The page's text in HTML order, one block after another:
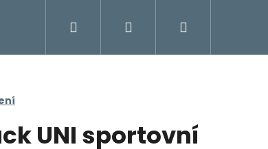
Moje objednávka
Přihlášení
UNI sportovní